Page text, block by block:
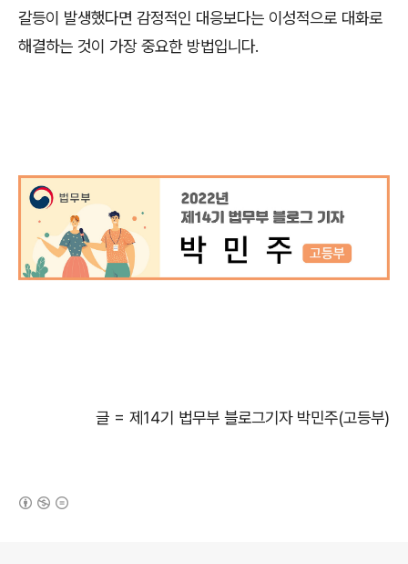
갈등이 발생했다면 감정적인 대응보다는 이성적으로 대화로
해결하는 것이 가장 중요한 방법입니다.
글 = 제14기 법무부 블로그기자 박민주(고등부)